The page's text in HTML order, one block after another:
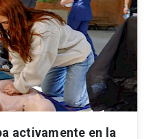
activamente en la